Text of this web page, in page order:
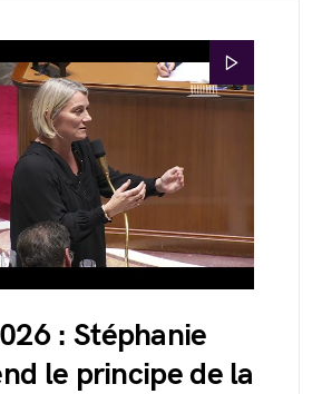
: Stéphanie
le principe de la